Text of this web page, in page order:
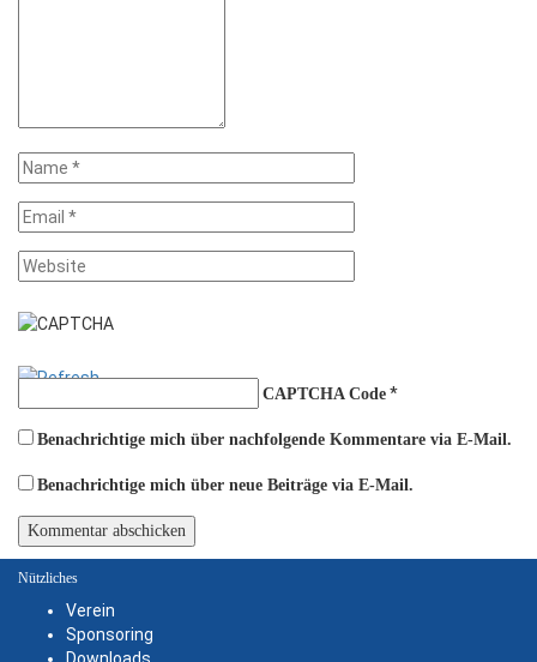
CAPTCHA Code *
Benachrichtige mich über nachfolgende Kommentare via E-Mail.
Benachrichtige mich über neue Beiträge via E-Mail.
Nützliches
Verein
Sponsoring
Downloads